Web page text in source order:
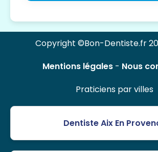
Copyright ©Bon-Dentiste.fr
Mentions légales- Nous
Praticiens par villes
Dentiste Aix En